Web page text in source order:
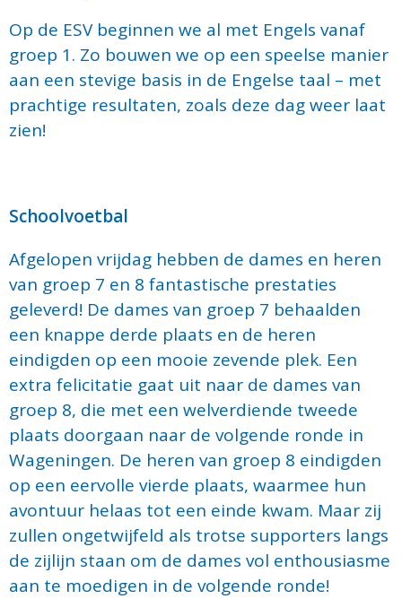
Op de ESV beginnen we al met Engels vanaf
groep 1. Zo bouwen we op een speelse manier
aan een stevige basis in de Engelse taal – met
prachtige resultaten, zoals deze dag weer laat
zien!
Schoolvoetbal
Afgelopen vrijdag hebben de dames en heren
van groep 7 en 8 fantastische prestaties
geleverd! De dames van groep 7 behaalden
een knappe derde plaats en de heren
eindigden op een mooie zevende plek. Een
extra felicitatie gaat uit naar de dames van
groep 8, die met een welverdiende tweede
plaats doorgaan naar de volgende ronde in
Wageningen. De heren van groep 8 eindigden
op een eervolle vierde plaats, waarmee hun
avontuur helaas tot een einde kwam. Maar zij
zullen ongetwijfeld als trotse supporters langs
de zijlijn staan om de dames vol enthousiasme
aan te moedigen in de volgende ronde!